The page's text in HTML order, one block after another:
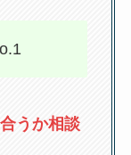
うか相談